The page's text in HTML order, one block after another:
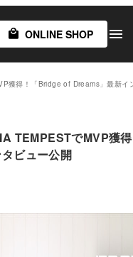
ONLINE SHOP
TEMPESTでMVP獲
ビュー公開